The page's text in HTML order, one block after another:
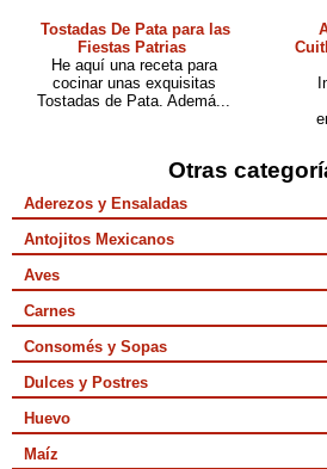
Tostadas De Pata para las
Fiestas Patrias
He aquí una receta para
cocinar unas exquisitas
Tostadas de Pata. Ademá...
Otras
Aderezos y Ensaladas
Antojitos Mexicanos
Aves
Carnes
Consomés y Sopas
Dulces y Postres
Huevo
Maíz